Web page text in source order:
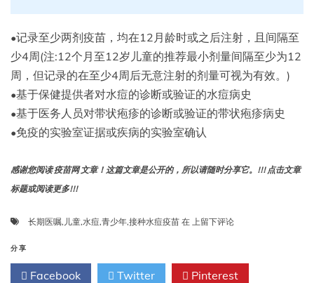
•记录至少两剂疫苗，均在12月龄时或之后注射，且间隔至
少4周(注:12个月至12岁儿童的推荐最小剂量间隔至少为12
周，但记录的在至少4周后无意注射的剂量可视为有效。)
•基于保健提供者对水痘的诊断或验证的水痘病史
•基于医务人员对带状疱疹的诊断或验证的带状疱疹病史
•免疫的实验室证据或疾病的实验室确认
感谢您阅读 疫苗网 文章！这篇文章是公开的，所以请随时分享它。!!! 点击文章
标题或阅读更多!!!
长期医嘱, 儿童,水痘,青少年,接种水痘疫苗 在 儿
青
少
上留下评论
分享
Facebook Twitter Pinterest